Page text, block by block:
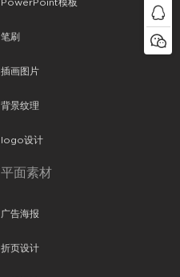
PowerPoint模板
笔刷
插画图片
背景纹理
logo设计
平面素材
广告海报
折页设计